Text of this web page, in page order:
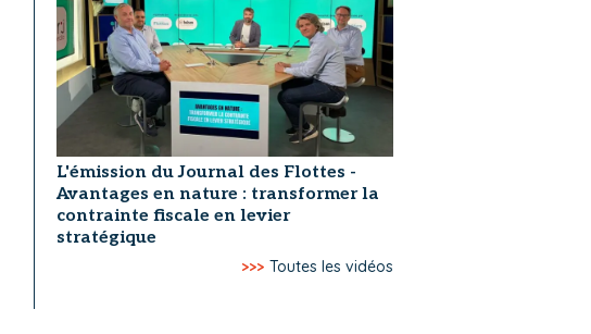
L'émission du Journal des Flottes -
Avantages en nature : transformer la
contrainte fiscale en levier
stratégique
>>> Toutes les vidéos